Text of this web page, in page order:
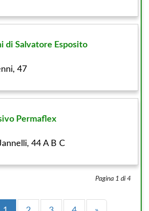
di Salvatore Esposito
47
Permaflex
44 A B C
Pagina 1 di 4